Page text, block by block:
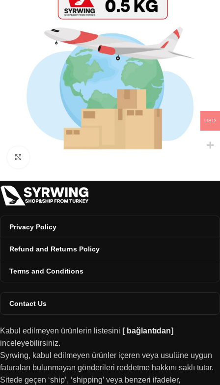
Privacy Policy
Refund and Returns Policy
Terms and Conditions
Contact Us
Kabul edilmeyen ürünlerin listesini [ bağlantıdan]
inceleyebilirsiniz.
Syrwing, kabul edilmeyen ürünler içeren veya usulüne uygun
faturaları bulunmayan gönderileri reddetme hakkını saklı tutar.
Sitede geçen ‘ship’, ‘shipping’ veya benzeri ifadeler,
USD